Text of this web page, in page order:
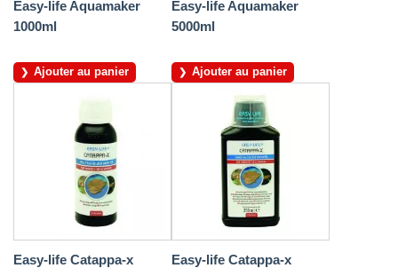
Easy-life Aquamaker
1000ml
Ajouter au panier
Easy-life Aquamaker
5000ml
Ajouter au panier
Easy-life Catappa-x Easy-life Catappa-x